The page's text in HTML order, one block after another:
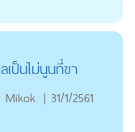
เป็นไม่นูนที่ขา
Mikok | 31/1/2561